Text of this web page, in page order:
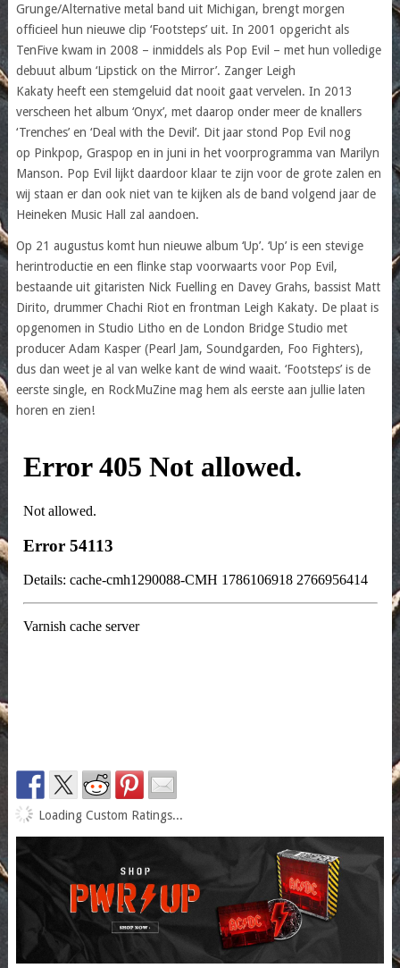
Grunge/Alternative metal band uit Michigan, brengt morgen
officieel hun nieuwe clip ‘Footsteps’ uit. In 2001 opgericht als
TenFive kwam in 2008 – inmiddels als Pop Evil – met hun volledige
debuut album ‘Lipstick on the Mirror’. Zanger Leigh
Kakaty heeft een stemgeluid dat nooit gaat vervelen. In 2013
verscheen het album ‘Onyx’, met daarop onder meer de knallers
‘Trenches’ en ‘Deal with the Devil’. Dit jaar stond Pop Evil nog
op Pinkpop, Graspop en in juni in het voorprogramma van Marilyn
Manson. Pop Evil lijkt daardoor klaar te zijn voor de grote zalen en
wij staan er dan ook niet van te kijken als de band volgend jaar de
Heineken Music Hall zal aandoen.
Op 21 augustus komt hun nieuwe album ‘Up’. ‘Up’ is een stevige
herintroductie en een flinke stap voorwaarts voor Pop Evil,
bestaande uit gitaristen Nick Fuelling en Davey Grahs, bassist Matt
Dirito, drummer Chachi Riot en frontman Leigh Kakaty. De plaat is
opgenomen in Studio Litho en de London Bridge Studio met
producer Adam Kasper (Pearl Jam, Soundgarden, Foo Fighters),
dus dan weet je al van welke kant de wind waait. ‘Footsteps’ is de
eerste single, en RockMuZine mag hem als eerste aan jullie laten
horen en zien!
Loading Custom Ratings...